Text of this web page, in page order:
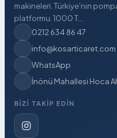
makineleri. Türkiye'nin
platformu. 1000 T...
0212 634 86 47
info@kosarticaret.com
WhatsApp
İnönü Mahallesi Hoca
BIZI TAKIP EDIN